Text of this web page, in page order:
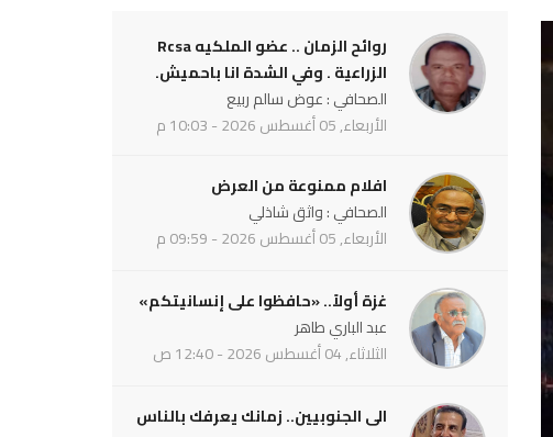
روائح الزمان .. عضو الملكيه Rcsa
الزراعية . وفي الشدة انا باحميش.
الصحافي : عوض سالم ربيع
الأربعاء, 05 أغسطس 2026 - 10:03 م
افلام ممنوعة من العرض
الصحافي : واثق شاذلي
الأربعاء, 05 أغسطس 2026 - 09:59 م
غزة أولاً.. «حافظوا على إنسانيتكم»
عبد الباري طاهر
الثلاثاء, 04 أغسطس 2026 - 12:40 ص
الى الجنوبيين.. زمانك يعرفك بالناس